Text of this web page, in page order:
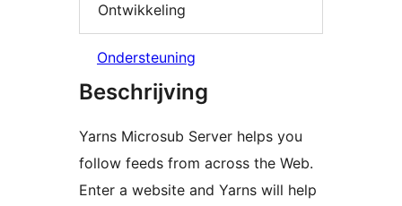
Ontwikkeling
Ondersteuning
Beschrijving
Yarns Microsub Server helps you
follow feeds from across the Web.
Enter a website and Yarns will help